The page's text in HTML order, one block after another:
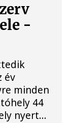
-
év
minden
44
nyert...